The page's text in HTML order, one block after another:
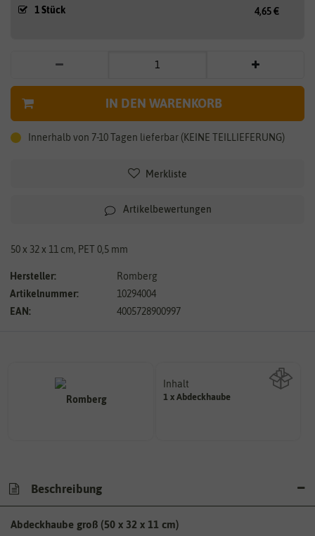
1 Stück 4,65 €
IN DEN WARENKORB
Innerhalb von 7-10 Tagen lieferbar (KEINE TEILLIEFERUNG)
Merkliste
Artikelbewertungen
50 x 32 x 11 cm, PET 0,5 mm
Hersteller:
Romberg
Artikelnummer:
10294004
EAN:
4005728900997
Inhalt
1 x Abdeckhaube
Wie viel ist enthalten
Beschreibung
Abdeckhaube groß (50 x 32 x 11 cm)